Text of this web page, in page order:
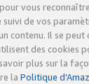
vous
suivi de vos
contenu. Il se peut
des cookies
plus sur la
la Politique